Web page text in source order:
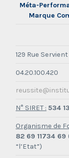
Méta-
Marque
129 Rue
04.20.100.420
N° SIRET : 534
Organisme de
82 69 11734 69
“l’Etat”)